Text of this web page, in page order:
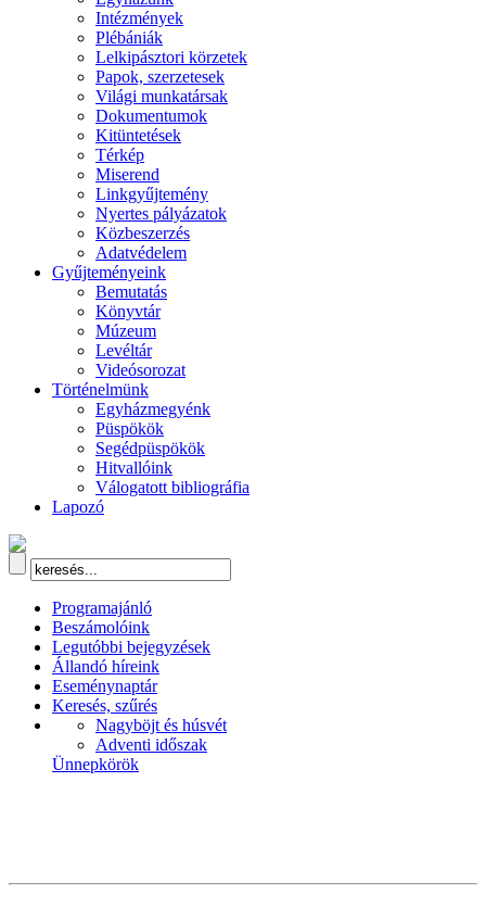
Intézmények
Plébániák
Lelkipásztori körzetek
Papok, szerzetesek
Világi munkatársak
Dokumentumok
Kitüntetések
Térkép
Miserend
Linkgyűjtemény
Nyertes pályázatok
Közbeszerzés
Adatvédelem
Gyűjteményeink
Bemutatás
Könyvtár
Múzeum
Levéltár
Videósorozat
Történelmünk
Egyházmegyénk
Püspökök
Segédpüspökök
Hitvallóink
Válogatott bibliográfia
Lapozó
Programajánló
Beszámolóink
Legutóbbi bejegyzések
Állandó híreink
Eseménynaptár
Keresés, szűrés
Nagyböjt és húsvét
Adventi időszak
Ünnepkörök